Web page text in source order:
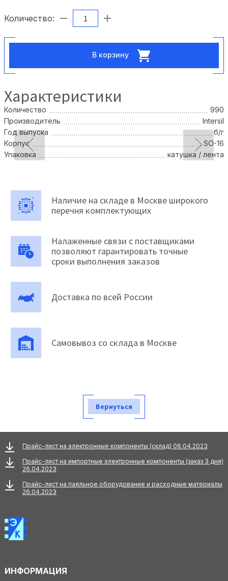
Количество:
В корзину
Характеристики
Количество
990
Производитель
Intersil
Год выпуска
б/г
Корпус
SO-16
Упаковка
катушка / лента
Наличие на складе в Москве широкого
перечня комплектующих
Налаженные связи с поставщиками
позволяют гарантировать точные
сроки выполнения заказов
Доставка по всей России
Самовывоз со склада в Москве
Вернуться
Прайс-лист на электронные компоненты (склад) 06.04.2023
Прайс-лист на импортные электронные компоненты (заказ 3 дня)
26.04.2023
Прайс-лист на паяльное оборудование и расходные материалы
26.04.2023
ИНФОРМАЦИЯ